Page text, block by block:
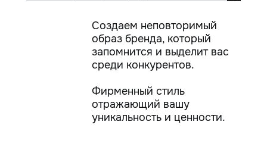
Создаем неповторимый
образ бренда, который
запомнится и выделит вас
среди конкурентов.
Фирменный стиль
отражающий вашу
уникальность и ценности.